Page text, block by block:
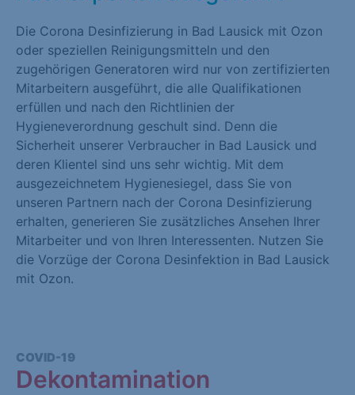
Die Corona Desinfizierung in Bad Lausick mit Ozon
oder speziellen Reinigungsmitteln und den
zugehörigen Generatoren wird nur von zertifizierten
Mitarbeitern ausgeführt, die alle Qualifikationen
erfüllen und nach den Richtlinien der
Hygieneverordnung geschult sind. Denn die
Sicherheit unserer Verbraucher in Bad Lausick und
deren Klientel sind uns sehr wichtig. Mit dem
ausgezeichnetem Hygienesiegel, dass Sie von
unseren Partnern nach der Corona Desinfizierung
erhalten, generieren Sie zusätzliches Ansehen Ihrer
Mitarbeiter und von Ihren Interessenten. Nutzen Sie
die Vorzüge der Corona Desinfektion in Bad Lausick
mit Ozon.
COVID-19
Dekontamination